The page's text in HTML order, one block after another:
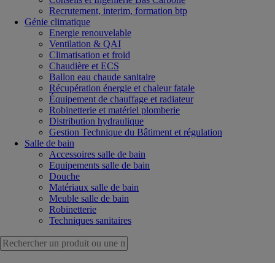
Recrutement, interim, formation btp
Génie climatique
Energie renouvelable
Ventilation & QAI
Climatisation et froid
Chaudière et ECS
Ballon eau chaude sanitaire
Récupération énergie et chaleur fatale
Équipement de chauffage et radiateur
Robinetterie et matériel plomberie
Distribution hydraulique
Gestion Technique du Bâtiment et régulation
Salle de bain
Accessoires salle de bain
Equipements salle de bain
Douche
Matériaux salle de bain
Meuble salle de bain
Robinetterie
Techniques sanitaires